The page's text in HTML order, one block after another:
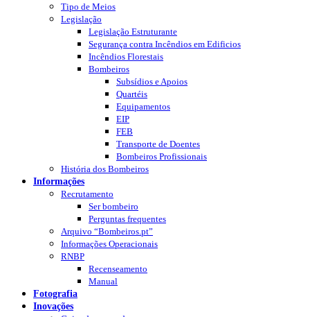
Tipo de Meios
Legislação
Legislação Estruturante
Segurança contra Incêndios em Edificios
Incêndios Florestais
Bombeiros
Subsídios e Apoios
Quartéis
Equipamentos
EIP
FEB
Transporte de Doentes
Bombeiros Profissionais
História dos Bombeiros
Informações
Recrutamento
Ser bombeiro
Perguntas frequentes
Arquivo “Bombeiros.pt”
Informações Operacionais
RNBP
Recenseamento
Manual
Fotografia
Inovações